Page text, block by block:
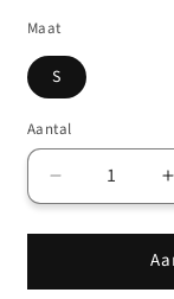
Maat
S
Aantal
Aantal
verlagen
voor
CONI-